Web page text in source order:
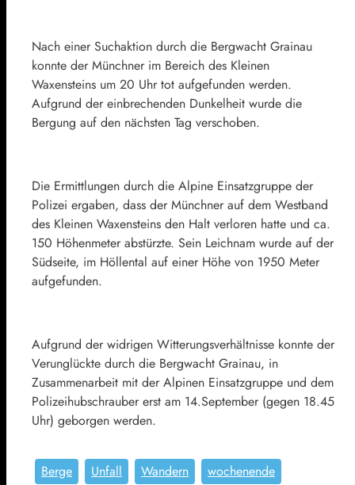
Nach einer Suchaktion durch die Bergwacht Grainau
konnte der Münchner im Bereich des Kleinen
Waxensteins um 20 Uhr tot aufgefunden werden.
Aufgrund der einbrechenden Dunkelheit wurde die
Bergung auf den nächsten Tag verschoben.
Die Ermittlungen durch die Alpine Einsatzgruppe der
Polizei ergaben, dass der Münchner auf dem Westband
des Kleinen Waxensteins den Halt verloren hatte und ca.
150 Höhenmeter abstürzte. Sein Leichnam wurde auf der
Südseite, im Höllental auf einer Höhe von 1950 Meter
aufgefunden.
Aufgrund der widrigen Witterungsverhältnisse konnte der
Verunglückte durch die Bergwacht Grainau, in
Zusammenarbeit mit der Alpinen Einsatzgruppe und dem
Polizeihubschrauber erst am 14.September (gegen 18.45
Uhr) geborgen werden.
Berge Unfall Wandern wochenende